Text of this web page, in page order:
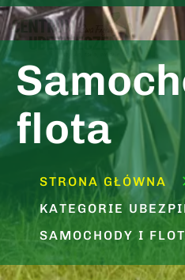
flota
STRONA GŁÓWNA
KATEGORIE
SAMOCHODY I